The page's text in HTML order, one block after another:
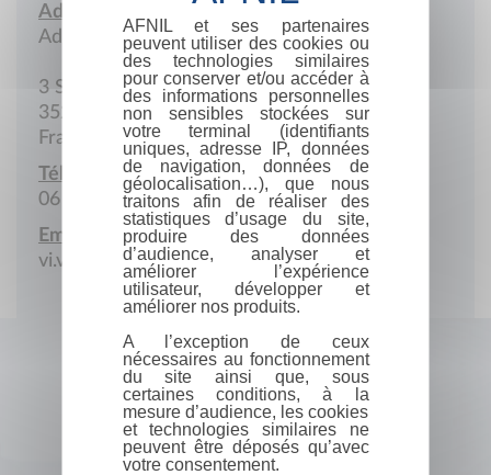
Adresse :
Adresse postale
3 Square Etienne-Nicol
35200 Rennes
France
Téléphone portable :
06 81 27 78 34
Email :
vi.va@laposte.net
AFNIL et ses partenaires
peuvent utiliser des cookies ou
des technologies similaires
pour conserver et/ou accéder à
des informations personnelles
non sensibles stockées sur
votre terminal (identifiants
uniques, adresse IP, données
de navigation, données de
géolocalisation…), que nous
traitons afin de réaliser des
statistiques d’usage du site,
produire des données
d’audience, analyser et
améliorer l’expérience
utilisateur, développer et
améliorer nos produits.
A l’exception de ceux
nécessaires au fonctionnement
du site ainsi que, sous
certaines conditions, à la
mesure d’audience, les cookies
et technologies similaires ne
peuvent être déposés qu’avec
votre consentement.